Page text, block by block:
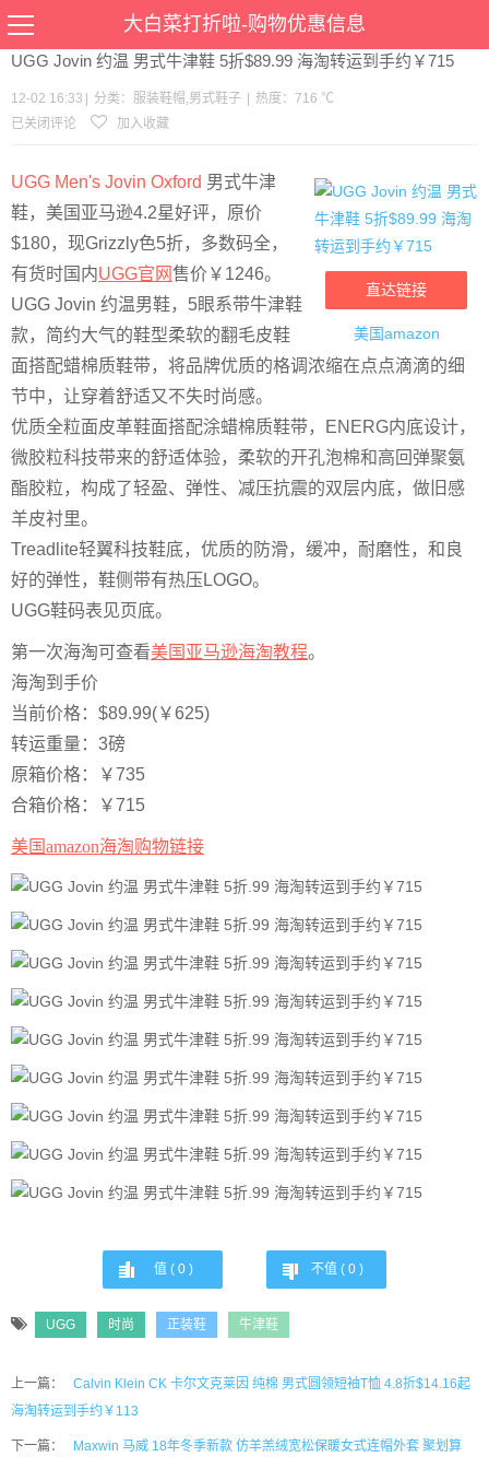
大白菜打折啦-购物优惠信息
当前位置： 优惠>服装鞋帽男式鞋子>文章详情
UGG Jovin 约温 男式牛津鞋 5折$89.99 海淘转运到手约￥715
12-02 16:33 分类： 服装鞋帽,男式鞋子
热度：716 ℃
已关闭评论
加入收藏
直达链接
美国amazon
UGG Men's Jovin Oxford 男式牛津
鞋， 美国亚马逊4.2星好评，原价
$180，现Grizzly色5折，多数码全，
有货时国内UGG官网售价￥1246。
UGG Jovin 约温男鞋，5眼系带牛津鞋
款，简约大气的鞋型柔软的翻毛皮鞋
面搭配蜡棉质鞋带，将品牌优质的格调浓缩在点点滴滴的细
节中，让穿着舒适又不失时尚感。
优质全粒面皮革鞋面搭配涂蜡棉质鞋带，ENERG内底设计，
微胶粒科技带来的舒适体验，柔软的开孔泡棉和高回弹聚氨
酯胶粒，构成了轻盈、弹性、减压抗震的双层内底，做旧感
羊皮衬里。
Treadlite轻翼科技鞋底，优质的防滑，缓冲，耐磨性，和良
好的弹性，鞋侧带有热压LOGO。
UGG鞋码表见页底。
第一次海淘可查看美国亚马逊海淘教程。
海淘到手价
当前价格：$89.99(￥625)
转运重量：3磅
原箱价格：￥735
合箱价格：￥715
美国amazon海淘购物链接
值 ( 0 ) 不值 ( 0 )
UGG 时尚 正装鞋 牛津鞋
上一篇：
Calvin Klein CK 卡尔文克莱因 纯棉 男式圆领短袖T恤 4.8折$14.16起
海淘转运到手约￥113
下一篇：
Maxwin 马威 18年冬季新款 仿羊羔绒宽松保暖女式连帽外套 聚划算